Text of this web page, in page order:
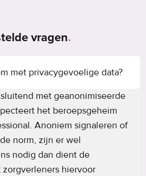
vragen.
met privacygevoelige data?
met geanonimiseerde
het beroepsgeheim
Anoniem signaleren of
norm, zijn er wel
nodig dan dient de
hiervoor